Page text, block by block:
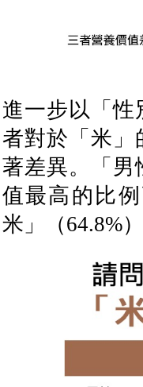
進一步以「
者對於「米」
著差異。「男
值最高的比
米」（64.8%